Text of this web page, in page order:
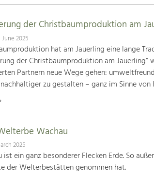
der Christbaumproduktion am
June 2025
hat am Jauerling eine lange
der Christbaumproduktion am
Partnern neue Wege gehen:
zu gestalten – ganz im Sinne
Wachau
2025
ist ein ganz besonderer Flecken Erde. So
der Welterbestätten genommen hat.